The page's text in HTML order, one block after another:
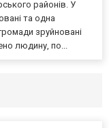
районів. У
та одна
зруйновані
людину, по...